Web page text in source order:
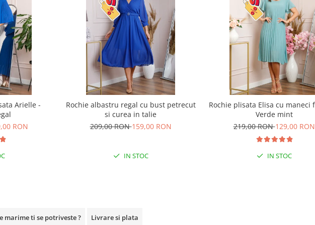
Arielle -
RON
Rochie albastru regal cu bust petrecut
si curea in talie
209,00 RON159,00 RON
IN STOC
Rochie plisata Elisa cu maneci
Verde mint
219,00 RON129,00 RON
IN STOC
marime ti se potriveste ? Livrare si plata